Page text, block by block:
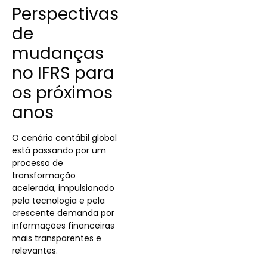
Perspectivas
de
mudanças
no IFRS para
os próximos
anos
O cenário contábil global
está passando por um
processo de
transformação
acelerada, impulsionado
pela tecnologia e pela
crescente demanda por
informações financeiras
mais transparentes e
relevantes.